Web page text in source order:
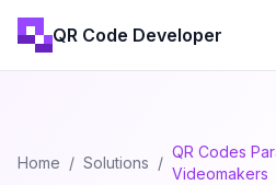
QR Code Developer
Home / Solutions /
QR Codes
Videomakers